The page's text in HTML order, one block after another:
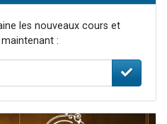
les nouveaux cours et
: